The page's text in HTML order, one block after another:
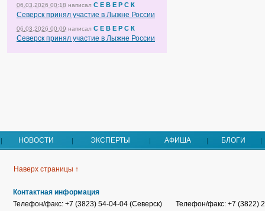
06.03.2026 00:18 написал С Е В Е Р С К
Северск принял участие в Лыжне России
06.03.2026 00:09 написал С Е В Е Р С К
Северск принял участие в Лыжне России
НОВОСТИ ЭКСПЕРТЫ АФИША БЛОГИ
Наверх страницы ↑
Контактная информация
Телефон/факс: +7 (3823) 54-04-04 (Северск)
Телефон/факс: +7 (3822)